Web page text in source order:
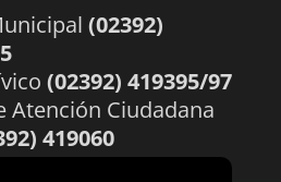
(02392)
(02392) 419395/97
Atención Ciudadana
419060